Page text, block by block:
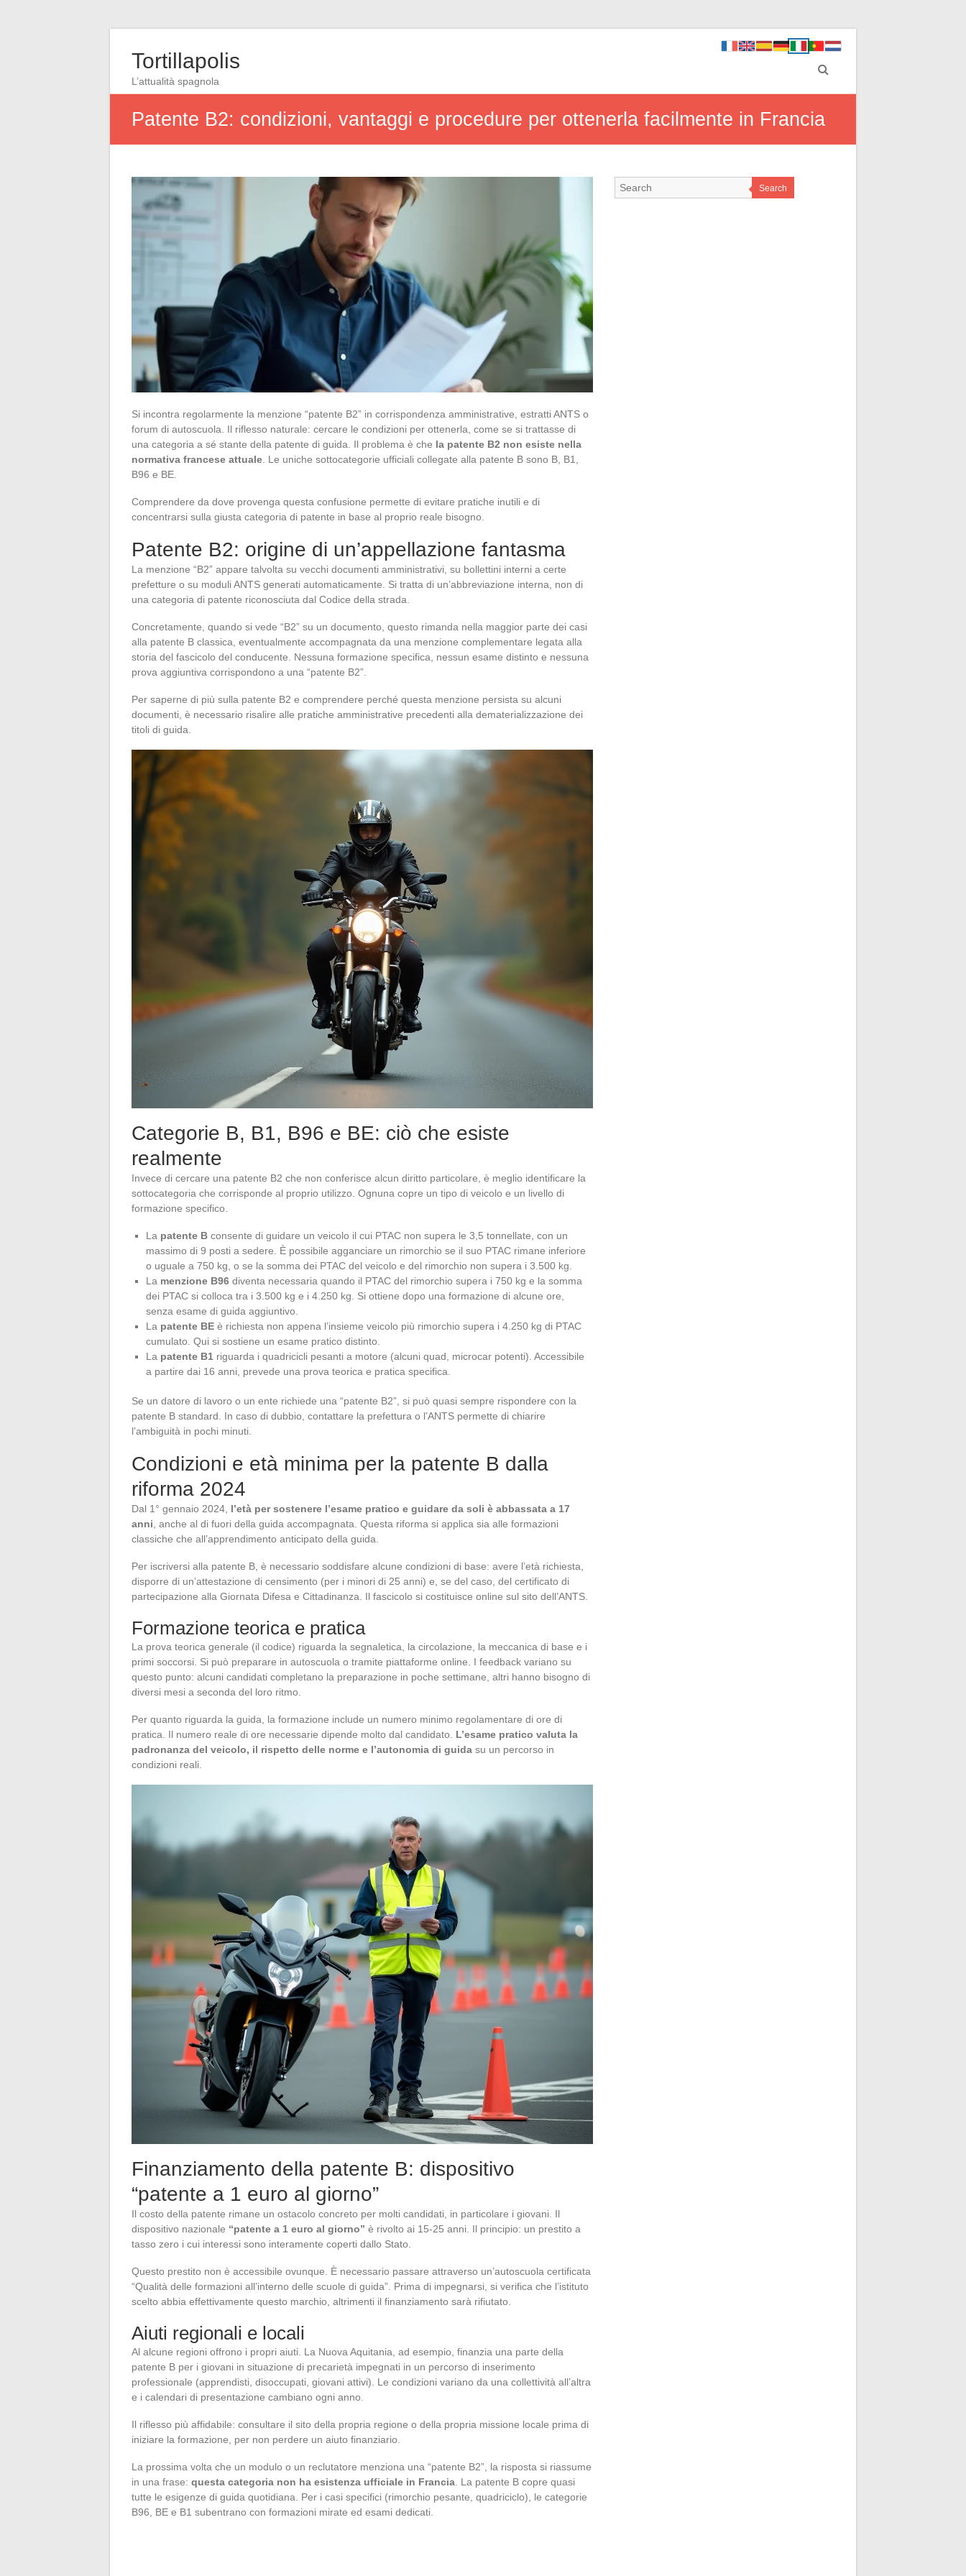
Tortillapolis
L’attualità spagnola
Patente B2: condizioni, vantaggi e procedure per ottenerla facilmente in Francia
Si incontra regolarmente la menzione “patente B2” in corrispondenza amministrative, estratti ANTS o
forum di autoscuola. Il riflesso naturale: cercare le condizioni per ottenerla, come se si trattasse di
una categoria a sé stante della patente di guida. Il problema è che la patente B2 non esiste nella
normativa francese attuale . Le uniche sottocategorie ufficiali collegate alla patente B sono B, B1,
B96 e BE.
Comprendere da dove provenga questa confusione permette di evitare pratiche inutili e di
concentrarsi sulla giusta categoria di patente in base al proprio reale bisogno.
Patente B2: origine di un’appellazione fantasma
La menzione “B2” appare talvolta su vecchi documenti amministrativi, su bollettini interni a certe
prefetture o su moduli ANTS generati automaticamente. Si tratta di un’abbreviazione interna, non di
una categoria di patente riconosciuta dal Codice della strada.
Concretamente, quando si vede “B2” su un documento, questo rimanda nella maggior parte dei casi
alla patente B classica, eventualmente accompagnata da una menzione complementare legata alla
storia del fascicolo del conducente. Nessuna formazione specifica, nessun esame distinto e nessuna
prova aggiuntiva corrispondono a una “patente B2”.
Per saperne di più sulla patente B2 e comprendere perché questa menzione persista su alcuni
documenti, è necessario risalire alle pratiche amministrative precedenti alla dematerializzazione dei
titoli di guida.
Categorie B, B1, B96 e BE: ciò che esiste
realmente
Invece di cercare una patente B2 che non conferisce alcun diritto particolare, è meglio identificare la
sottocategoria che corrisponde al proprio utilizzo. Ognuna copre un tipo di veicolo e un livello di
formazione specifico.
La patente B consente di guidare un veicolo il cui PTAC non supera le 3,5 tonnellate, con un
massimo di 9 posti a sedere. È possibile agganciare un rimorchio se il suo PTAC rimane inferiore
o uguale a 750 kg, o se la somma dei PTAC del veicolo e del rimorchio non supera i 3.500 kg.
La menzione B96 diventa necessaria quando il PTAC del rimorchio supera i 750 kg e la somma
dei PTAC si colloca tra i 3.500 kg e i 4.250 kg. Si ottiene dopo una formazione di alcune ore,
senza esame di guida aggiuntivo.
La patente BE è richiesta non appena l’insieme veicolo più rimorchio supera i 4.250 kg di PTAC
cumulato. Qui si sostiene un esame pratico distinto.
La patente B1 riguarda i quadricicli pesanti a motore (alcuni quad, microcar potenti). Accessibile
a partire dai 16 anni, prevede una prova teorica e pratica specifica.
Se un datore di lavoro o un ente richiede una “patente B2”, si può quasi sempre rispondere con la
patente B standard. In caso di dubbio, contattare la prefettura o l’ANTS permette di chiarire
l’ambiguità in pochi minuti.
Condizioni e età minima per la patente B dalla
riforma 2024
Dal 1° gennaio 2024, l’età per sostenere l’esame pratico e guidare da soli è abbassata a 17
anni, anche al di fuori della guida accompagnata. Questa riforma si applica sia alle formazioni
classiche che all’apprendimento anticipato della guida.
Per iscriversi alla patente B, è necessario soddisfare alcune condizioni di base: avere l’età richiesta,
disporre di un’attestazione di censimento (per i minori di 25 anni) e, se del caso, del certificato di
partecipazione alla Giornata Difesa e Cittadinanza. Il fascicolo si costituisce online sul sito dell’ANTS.
Formazione teorica e pratica
La prova teorica generale (il codice) riguarda la segnaletica, la circolazione, la meccanica di base e i
primi soccorsi. Si può preparare in autoscuola o tramite piattaforme online. I feedback variano su
questo punto: alcuni candidati completano la preparazione in poche settimane, altri hanno bisogno di
diversi mesi a seconda del loro ritmo.
Per quanto riguarda la guida, la formazione include un numero minimo regolamentare di ore di
pratica. Il numero reale di ore necessarie dipende molto dal candidato. L’esame pratico valuta la
padronanza del veicolo, il rispetto delle norme e l’autonomia di guida su un percorso in
condizioni reali.
Finanziamento della patente B: dispositivo
“patente a 1 euro al giorno”
Il costo della patente rimane un ostacolo concreto per molti candidati, in particolare i giovani. Il
dispositivo nazionale “patente a 1 euro al giorno” è rivolto ai 15-25 anni. Il principio: un prestito a
tasso zero i cui interessi sono interamente coperti dallo Stato.
Questo prestito non è accessibile ovunque. È necessario passare attraverso un’autoscuola certificata
“Qualità delle formazioni all’interno delle scuole di guida”. Prima di impegnarsi, si verifica che l’istituto
scelto abbia effettivamente questo marchio, altrimenti il finanziamento sarà rifiutato.
Aiuti regionali e locali
Al alcune regioni offrono i propri aiuti. La Nuova Aquitania, ad esempio, finanzia una parte della
patente B per i giovani in situazione di precarietà impegnati in un percorso di inserimento
professionale (apprendisti, disoccupati, giovani attivi). Le condizioni variano da una collettività all’altra
e i calendari di presentazione cambiano ogni anno.
Il riflesso più affidabile: consultare il sito della propria regione o della propria missione locale prima di
iniziare la formazione, per non perdere un aiuto finanziario.
La prossima volta che un modulo o un reclutatore menziona una “patente B2”, la risposta si riassume
in una frase: questa categoria non ha esistenza ufficiale in Francia . La patente B copre quasi
tutte le esigenze di guida quotidiana. Per i casi specifici (rimorchio pesante, quadriciclo), le categorie
B96, BE e B1 subentrano con formazioni mirate ed esami dedicati.
Search